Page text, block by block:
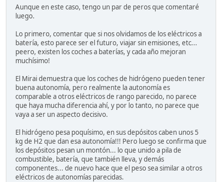
Aunque en este caso, tengo un par de peros que comentaré
luego.
Lo primero, comentar que si nos olvidamos de los eléctricos a
batería, esto parece ser el futuro, viajar sin emisiones, etc...
peero, existen los coches a baterías, y cada año mejoran
muchísimo!
El Mirai demuestra que los coches de hidrógeno pueden tener
buena autonomía, pero realmente la autonomía es
comparable a otros eléctricos de rango parecido, no parece
que haya mucha diferencia ahí, y por lo tanto, no parece que
vaya a ser un aspecto decisivo.
El hidrógeno pesa poquísimo, en sus depósitos caben unos 5
kg de H2 que dan esa autonomía!!! Pero luego se confirma que
los depósitos pesan un montón... lo que unido a pila de
combustible, batería, que también lleva, y demás
componentes... de nuevo hace que el peso sea similar a otros
eléctricos de autonomías parecidas.